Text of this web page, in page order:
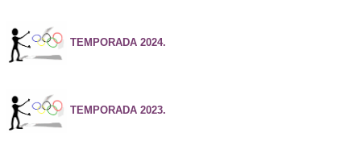
TEMPORADA 2024.
TEMPORADA 2023.